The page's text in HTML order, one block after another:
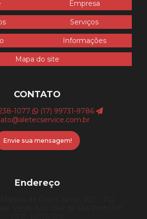
parafuso
Empresa
Serviços
Informações
Mapa do site
CONTATO
1077
(17) 99731-9786
Envie sua mensagem!
Endereço